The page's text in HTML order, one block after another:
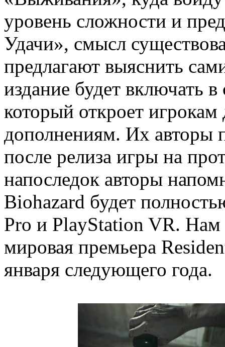
уровень сложности и
Удачи», смысл
предлагают выяснить
издание будет включать
который откроет
дополнениям. Их авторы
после релиза игры на
напоследок авторы
Biohazard будет
Pro и PlayStation VR. Нам
мировая премьера
января следующего года.